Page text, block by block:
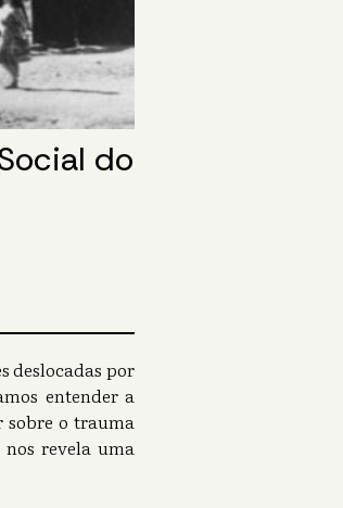
do
deslocadas por
entender a
sobre o trauma
revela uma